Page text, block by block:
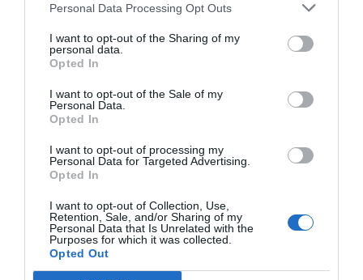
Personal Data Processing Opt Outs
I want to opt-out of the Sharing of my
personal data.
Opted In
I want to opt-out of the Sale of my
Personal Data.
Opted In
I want to opt-out of processing my
Personal Data for Targeted Advertising.
Opted In
I want to opt-out of Collection, Use,
Retention, Sale, and/or Sharing of my
Personal Data that Is Unrelated with the
Purposes for which it was collected.
Opted Out